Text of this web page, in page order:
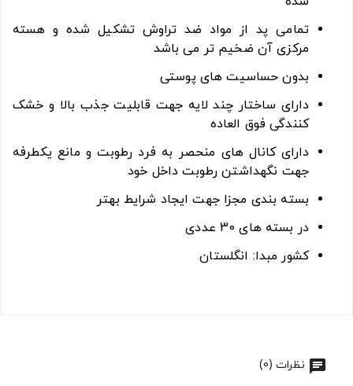
تمامی پد از مواد ضد تراوش تشکیل شده و هسته
مرکزی آن ضخیم تر می باشد
بدون حساسیت های پوستی
دارای ساختار چند لایه جهت قابلیت جذب بالا و خشک
کنندگی فوق العاده
دارای کانال های منحصر به فرد رطوبت و مانع یکطرفه
جهت نگهداشتن رطوبت داخل خود
بسته بندی مجزا جهت ایجاد شرایط بهتر
در بسته های 30 عددی
کشور مبدا: انگلستان
نظرات (0)